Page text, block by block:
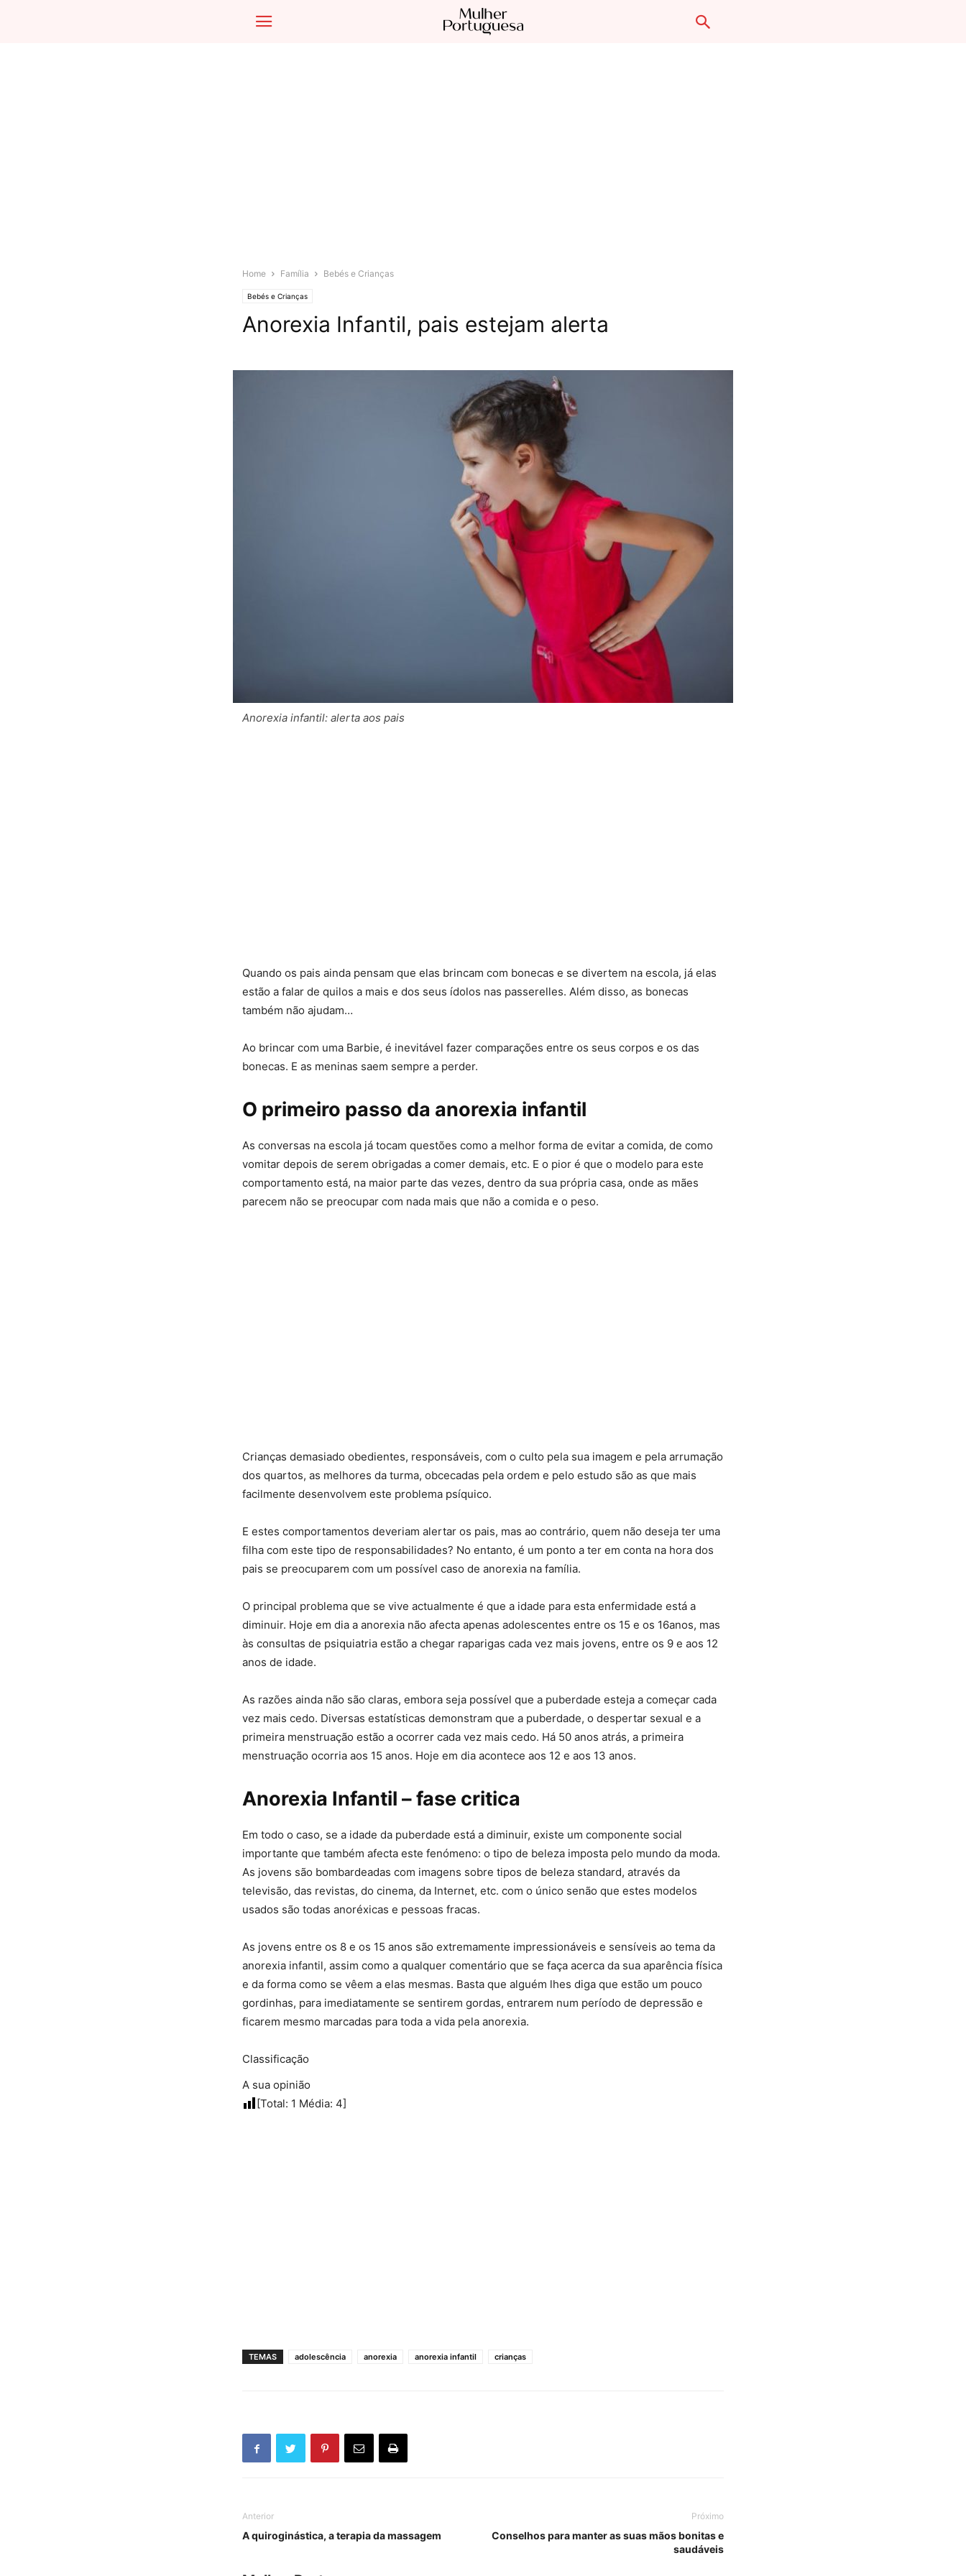
Home Família Bebés e Crianças
Bebés e Crianças
Anorexia Infantil, pais estejam alerta
Anorexia infantil: alerta aos pais
Quando os pais ainda pensam que elas brincam com bonecas e se divertem na escola, já elas
estão a falar de quilos a mais e dos seus ídolos nas passerelles. Além disso, as bonecas
também não ajudam…
Ao brincar com uma Barbie, é inevitável fazer comparações entre os seus corpos e os das
bonecas. E as meninas saem sempre a perder.
O primeiro passo da anorexia infantil
As conversas na escola já tocam questões como a melhor forma de evitar a comida, de como
vomitar depois de serem obrigadas a comer demais, etc. E o pior é que o modelo para este
comportamento está, na maior parte das vezes, dentro da sua própria casa, onde as mães
parecem não se preocupar com nada mais que não a comida e o peso.
Crianças demasiado obedientes, responsáveis, com o culto pela sua imagem e pela arrumação
dos quartos, as melhores da turma, obcecadas pela ordem e pelo estudo são as que mais
facilmente desenvolvem este problema psíquico.
E estes comportamentos deveriam alertar os pais, mas ao contrário, quem não deseja ter uma
filha com este tipo de responsabilidades? No entanto, é um ponto a ter em conta na hora dos
pais se preocuparem com um possível caso de anorexia na família.
O principal problema que se vive actualmente é que a idade para esta enfermidade está a
diminuir. Hoje em dia a anorexia não afecta apenas adolescentes entre os 15 e os 16anos, mas
às consultas de psiquiatria estão a chegar raparigas cada vez mais jovens, entre os 9 e aos 12
anos de idade.
As razões ainda não são claras, embora seja possível que a puberdade esteja a começar cada
vez mais cedo. Diversas estatísticas demonstram que a puberdade, o despertar sexual e a
primeira menstruação estão a ocorrer cada vez mais cedo. Há 50 anos atrás, a primeira
menstruação ocorria aos 15 anos. Hoje em dia acontece aos 12 e aos 13 anos.
Anorexia Infantil – fase critica
Em todo o caso, se a idade da puberdade está a diminuir, existe um componente social
importante que também afecta este fenómeno: o tipo de beleza imposta pelo mundo da moda.
As jovens são bombardeadas com imagens sobre tipos de beleza standard, através da
televisão, das revistas, do cinema, da Internet, etc. com o único senão que estes modelos
usados são todas anoréxicas e pessoas fracas.
As jovens entre os 8 e os 15 anos são extremamente impressionáveis e sensíveis ao tema da
anorexia infantil, assim como a qualquer comentário que se faça acerca da sua aparência física
e da forma como se vêem a elas mesmas. Basta que alguém lhes diga que estão um pouco
gordinhas, para imediatamente se sentirem gordas, entrarem num período de depressão e
ficarem mesmo marcadas para toda a vida pela anorexia.
Classificação
A sua opinião
[Total: 1 Média: 4]
TEMAS adolescência anorexia anorexia infantil crianças
Anterior
A quiroginástica, a terapia da massagem
Próximo
Conselhos para manter as suas mãos bonitas e
saudáveis